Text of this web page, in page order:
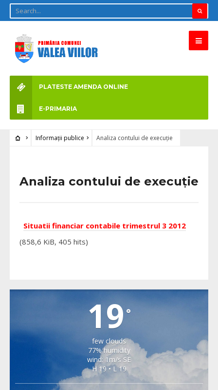
PLATESTE AMENDA ONLINE
E-PRIMARIA
Informaţii publice Analiza contului de execuţie
Analiza contului de execuţie
Situatii financiar contabile trimestrul 3 2012
(858,6 KiB, 405 hits)
19 °
few clouds
77% humidity
wind: 1m/s SE
H 19 • L 19